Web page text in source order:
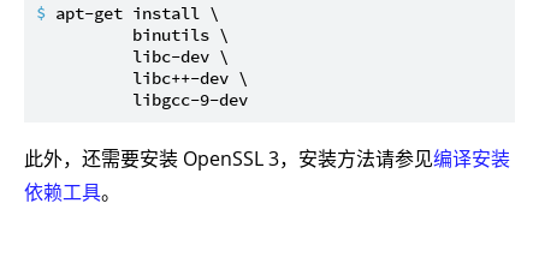
$ apt-get install \
          binutils \
          libc-dev \
          libc++-dev \
          libgcc-9-dev
此外，还需要安装 OpenSSL 3，安装方法请参见编译安装
依赖工具。